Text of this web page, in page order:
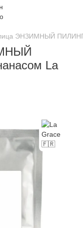
ЭНЗИМНЫЙ ПИЛИНГ
La